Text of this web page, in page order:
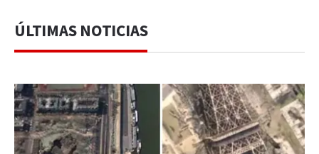
ÚLTIMAS NOTICIAS